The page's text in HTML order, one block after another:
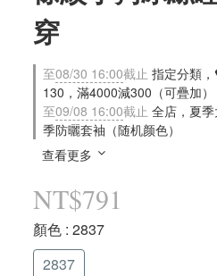
穿
至08/30 16:00截止 指定分類
130，滿4000減300（可疊加）
至09/08 16:00截止 全店，夏
季防曬套袖（随机颜色）
查看更多
NT$791
顏色 : 2837
2837